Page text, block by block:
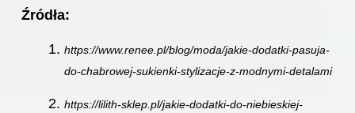
Źródła:
https://www.renee.pl/blog/moda/jakie-dodatki-pasuja-
do-chabrowej-sukienki-stylizacje-z-modnymi-detalami
https://lilith-sklep.pl/jakie-dodatki-do-niebieskiej-